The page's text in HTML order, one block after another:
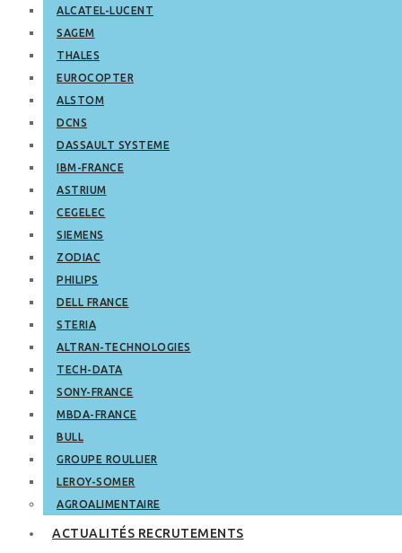
ALCATEL-LUCENT
SAGEM
THALES
EUROCOPTER
ALSTOM
DCNS
DASSAULT SYSTEME
IBM-FRANCE
ASTRIUM
CEGELEC
SIEMENS
ZODIAC
PHILIPS
DELL FRANCE
STERIA
ALTRAN-TECHNOLOGIES
TECH-DATA
SONY-FRANCE
MBDA-FRANCE
BULL
GROUPE ROULLIER
LEROY-SOMER
AGROALIMENTAIRE
ACTUALITÉS RECRUTEMENTS